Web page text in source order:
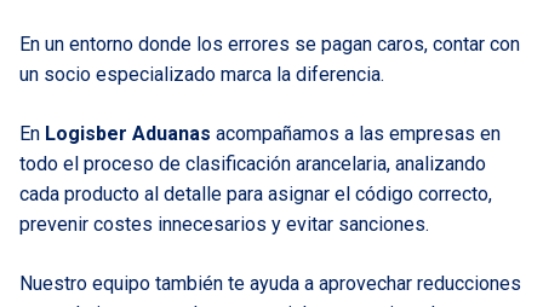
En un entorno donde los errores se pagan caros, contar con
un socio especializado marca la diferencia.
En Logisber Aduanas acompañamos a las empresas en
todo el proceso de clasificación arancelaria, analizando
cada producto al detalle para asignar el código correcto,
prevenir costes innecesarios y evitar sanciones.
Nuestro equipo también te ayuda a aprovechar reducciones